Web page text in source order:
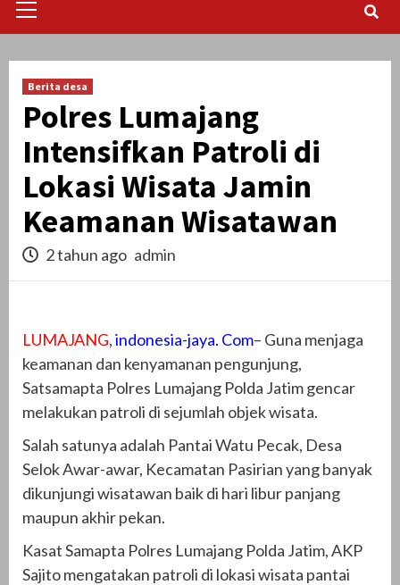
Menu
Berita desa
Polres Lumajang
Intensifkan Patroli di
Lokasi Wisata Jamin
Keamanan Wisatawan
2 tahun ago admin
LUMAJANG,indonesia-jaya. Com– Guna menjaga
keamanan dan kenyamanan pengunjung,
Satsamapta Polres Lumajang Polda Jatim gencar
melakukan patroli di sejumlah objek wisata.
Salah satunya adalah Pantai Watu Pecak, Desa
Selok Awar-awar, Kecamatan Pasirian yang banyak
dikunjungi wisatawan baik di hari libur panjang
maupun akhir pekan.
Kasat Samapta Polres Lumajang Polda Jatim, AKP
Sajito mengatakan patroli di lokasi wisata pantai